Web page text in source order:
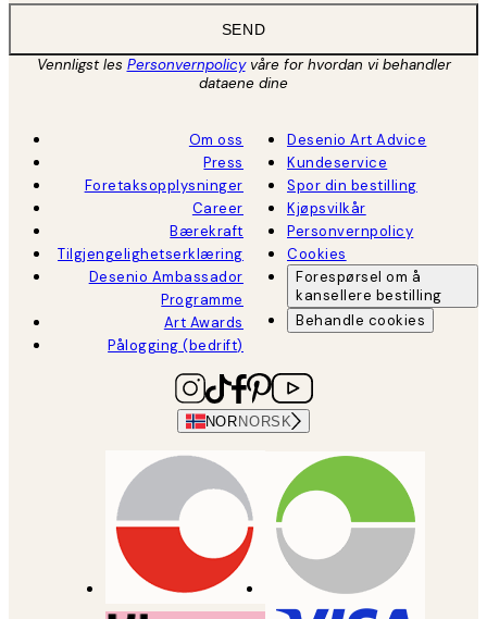
SEND
Vennligst les Personvernpolicyvåre for hvordan vi behandler
dataene dine
Om oss
Press
Foretaksopplysninger
Career
Bærekraft
Tilgjengelighetserklæring
Desenio Ambassador
Programme
Art Awards
Pålogging (bedrift)
Desenio Art Advice
Kundeservice
Spor din bestilling
Kjøpsvilkår
Personvernpolicy
Cookies
Forespørsel om å
kansellere bestilling
Behandle cookies
NOR NORSK